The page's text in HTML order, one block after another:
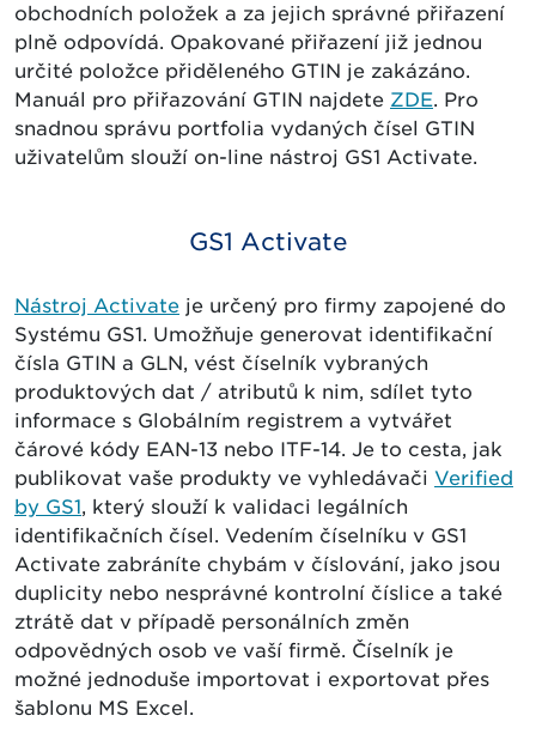
obchodních položek a za jejich správné přiřazení
plně odpovídá. Opakované přiřazení již jednou
určité položce přiděleného GTIN je zakázáno.
Manuál pro přiřazování GTIN najdete ZDE. Pro
snadnou správu portfolia vydaných čísel GTIN
uživatelům slouží on-line nástroj GS1 Activate.
GS1 Activate
Nástroj Activate je určený pro firmy zapojené do
Systému GS1. Umožňuje generovat identifikační
čísla GTIN a GLN, vést číselník vybraných
produktových dat / atributů k nim, sdílet tyto
informace s Globálním registrem a vytvářet
čárové kódy EAN-13 nebo ITF-14. Je to cesta, jak
publikovat vaše produkty ve vyhledávači Verified
by GS1, který slouží k validaci legálních
identifikačních čísel. Vedením číselníku v GS1
Activate zabráníte chybám v číslování, jako jsou
duplicity nebo nesprávné kontrolní číslice a také
ztrátě dat v případě personálních změn
odpovědných osob ve vaší firmě. Číselník je
možné jednoduše importovat i exportovat přes
šablonu MS Excel.